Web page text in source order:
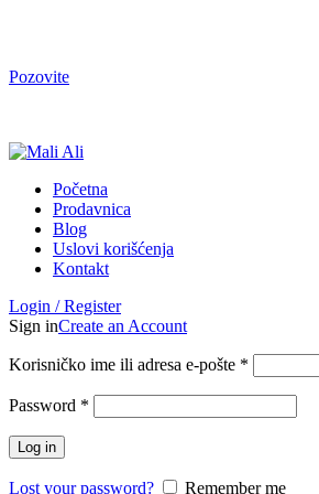
Pozovite
Početna
Prodavnica
Blog
Uslovi korišćenja
Kontakt
Login / Register
Sign inCreate an Account
Korisničko ime ili adresa e-pošte *
Password *
Log in
Lost your password? Remember me